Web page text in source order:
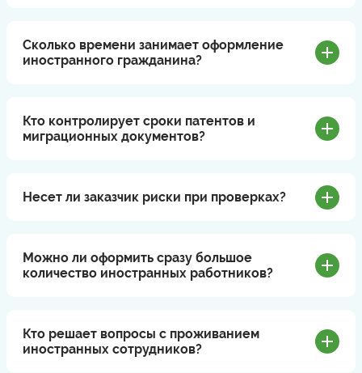
Сколько времени занимает оформление
иностранного гражданина?
Кто контролирует сроки патентов и
миграционных документов?
Несет ли заказчик риски при проверках?
Можно ли оформить сразу большое
количество иностранных работников?
Кто решает вопросы с проживанием
иностранных сотрудников?